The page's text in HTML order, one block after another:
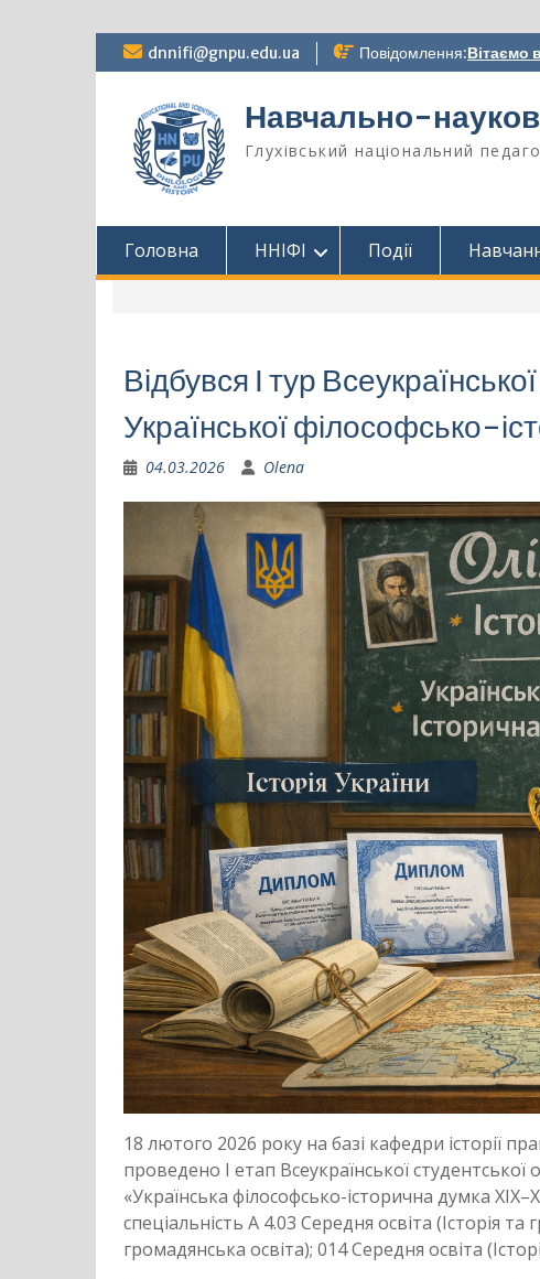
Перейти
до
dnnifi@gnpu.edu.ua Повідомлення:Вітаємо
Навчально-
Глухівський національний
Головна ННІФІ Події
Відбувся І тур
Української філософсько-
04.03.2026 Olena
18 лютого 2026 року на базі кафедри історії
проведено І етап Всеукраїнської студентської
«Українська філософсько-історична думка
спеціальність А 4.03 Середня освіта (Історія
громадянська освіта); 014 Середня освіта